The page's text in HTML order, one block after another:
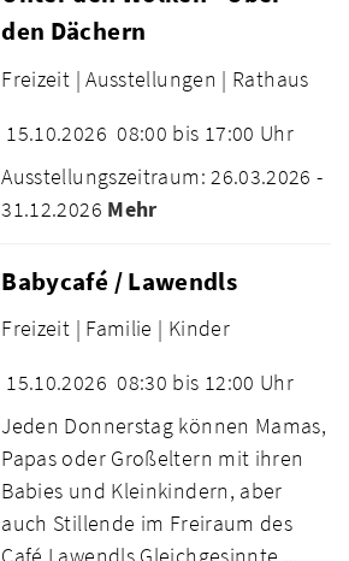
den Dächern
Freizeit | Ausstellungen | Rathaus
15.10.2026 08:00 bis 17:00 Uhr
Ausstellungszeitraum: 26.03.2026 -
31.12.2026 Mehr
Babycafé / Lawendls
Freizeit | Familie | Kinder
15.10.2026 08:30 bis 12:00 Uhr
Jeden Donnerstag können Mamas,
Papas oder Großeltern mit ihren
Babies und Kleinkindern, aber
auch Stillende im Freiraum des